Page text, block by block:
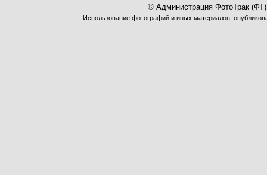
© Администрация ФотоТрак
Использование фотографий и иных материалов,